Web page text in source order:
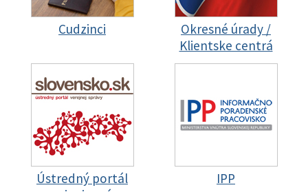
Cudzinci
Okresné úrady /
Klientske centrá
Ústredný portál
IPP